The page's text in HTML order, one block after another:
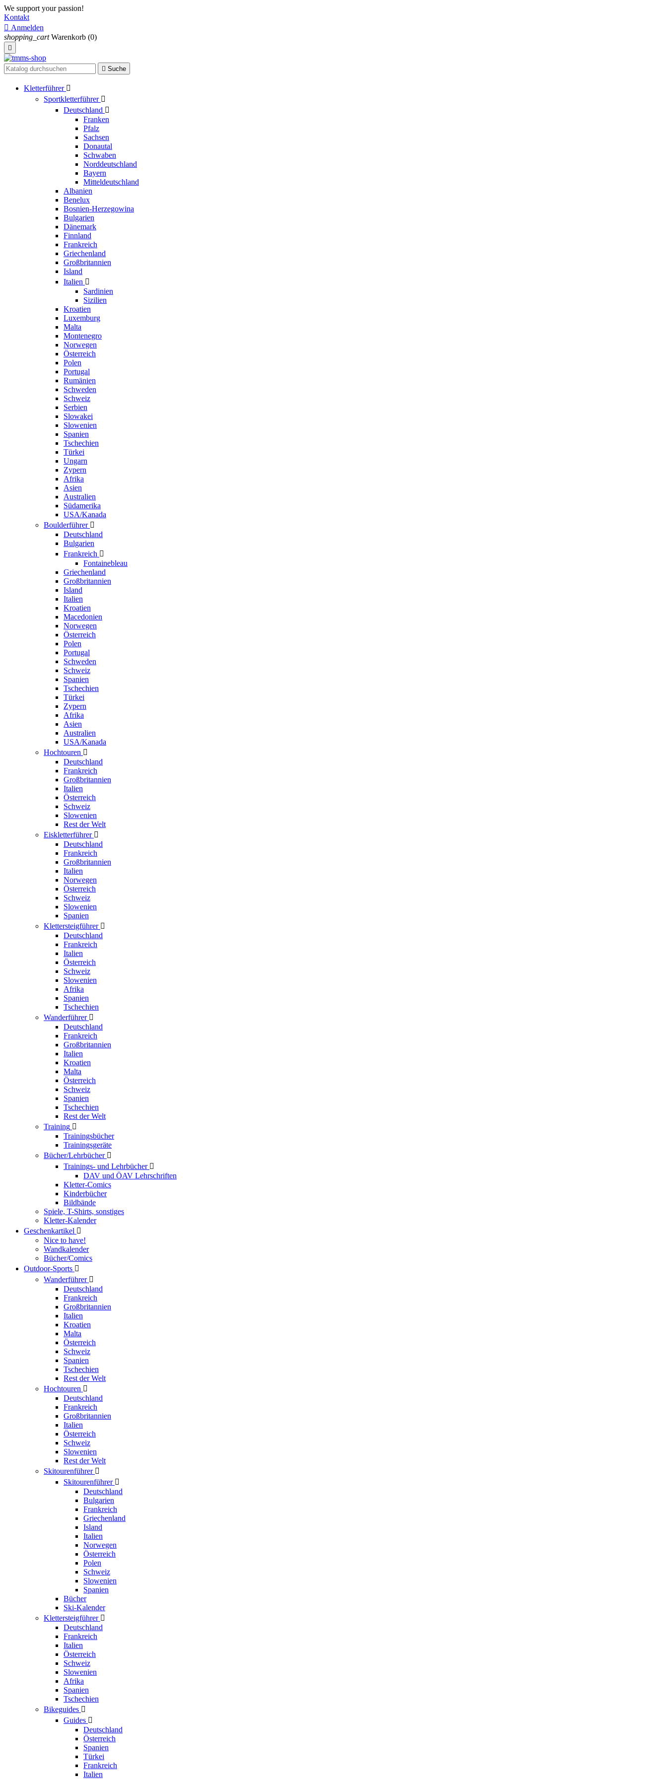
We support your passion!
Kontakt
 Anmelden
shopping_cart Warenkorb (0)

 Suche
Kletterführer 
Sportkletterführer 
Deutschland 
Franken
Pfalz
Sachsen
Donautal
Schwaben
Norddeutschland
Bayern
Mitteldeutschland
Albanien
Benelux
Bosnien-Herzegowina
Bulgarien
Dänemark
Finnland
Frankreich
Griechenland
Großbritannien
Island
Italien 
Sardinien
Sizilien
Kroatien
Luxemburg
Malta
Montenegro
Norwegen
Österreich
Polen
Portugal
Rumänien
Schweden
Schweiz
Serbien
Slowakei
Slowenien
Spanien
Tschechien
Türkei
Ungarn
Zypern
Afrika
Asien
Australien
Südamerika
USA/Kanada
Boulderführer 
Deutschland
Bulgarien
Frankreich 
Fontainebleau
Griechenland
Großbritannien
Island
Italien
Kroatien
Macedonien
Norwegen
Österreich
Polen
Portugal
Schweden
Schweiz
Spanien
Tschechien
Türkei
Zypern
Afrika
Asien
Australien
USA/Kanada
Hochtouren 
Deutschland
Frankreich
Großbritannien
Italien
Österreich
Schweiz
Slowenien
Rest der Welt
Eiskletterführer 
Deutschland
Frankreich
Großbritannien
Italien
Norwegen
Österreich
Schweiz
Slowenien
Spanien
Klettersteigführer 
Deutschland
Frankreich
Italien
Österreich
Schweiz
Slowenien
Afrika
Spanien
Tschechien
Wanderführer 
Deutschland
Frankreich
Großbritannien
Italien
Kroatien
Malta
Österreich
Schweiz
Spanien
Tschechien
Rest der Welt
Training 
Trainingsbücher
Trainingsgeräte
Bücher/Lehrbücher 
Trainings- und Lehrbücher 
DAV und ÖAV Lehrschriften
Kletter-Comics
Kinderbücher
Bildbände
Spiele, T-Shirts, sonstiges
Kletter-Kalender
Geschenkartikel 
Nice to have!
Wandkalender
Bücher/Comics
Outdoor-Sports 
Wanderführer 
Deutschland
Frankreich
Großbritannien
Italien
Kroatien
Malta
Österreich
Schweiz
Spanien
Tschechien
Rest der Welt
Hochtouren 
Deutschland
Frankreich
Großbritannien
Italien
Österreich
Schweiz
Slowenien
Rest der Welt
Skitourenführer 
Skitourenführer 
Deutschland
Bulgarien
Frankreich
Griechenland
Island
Italien
Norwegen
Österreich
Polen
Schweiz
Slowenien
Spanien
Bücher
Ski-Kalender
Klettersteigführer 
Deutschland
Frankreich
Italien
Österreich
Schweiz
Slowenien
Afrika
Spanien
Tschechien
Bikeguides 
Guides 
Deutschland
Österreich
Spanien
Türkei
Frankreich
Italien